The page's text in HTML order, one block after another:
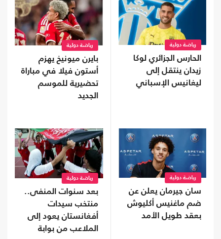
رياضة دولية
الحارس الجزائري لوكا
زيدان ينتقل إلى
ليغانيس الإسباني
رياضة دولية
بايرن ميونيخ يهزم
أستون فيلا في مباراة
تحضيرية للموسم
الجديد
رياضة دولية
سان جيرمان يعلن عن
ضم ماغنيس أكليوش
بعقد طويل الأمد
رياضة دولية
بعد سنوات المنفى..
منتخب سيدات
أفغانستان يعود إلى
الملاعب من بوابة